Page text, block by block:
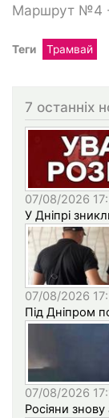
Маршрут №4
Теги Трамвай
7 останніх
07/08/2026
У Дніпрі
07/08/2026
Під Дніпром
07/08/2026
Росіяни